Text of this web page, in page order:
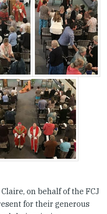
on behalf of the FCJ
for their generous